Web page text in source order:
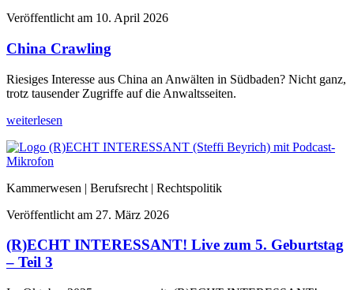
Veröffentlicht am 10. April 2026
China Crawling
Riesiges Interesse aus China an Anwälten in Südbaden? Nicht ganz,
trotz tausender Zugriffe auf die Anwaltsseiten.
weiterlesen
Kammerwesen | Berufsrecht | Rechtspolitik
Veröffentlicht am 27. März 2026
(R)ECHT INTERESSANT! Live zum 5. Geburtstag
– Teil 3